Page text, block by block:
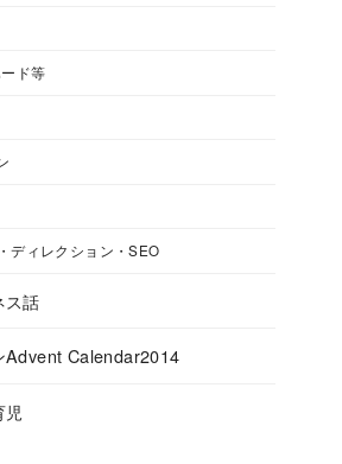
ド等
ディレクション・SEO
ス話
Advent Calendar2014